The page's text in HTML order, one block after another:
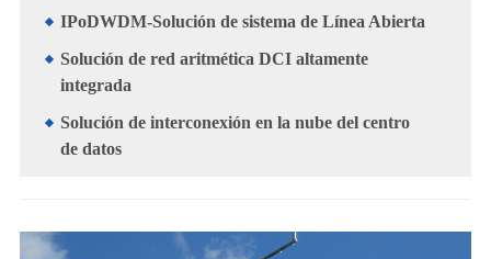
IPoDWDM-Solución de sistema de Línea Abierta
Solución de red aritmética DCI altamente
integrada
Solución de interconexión en la nube del centro
de datos